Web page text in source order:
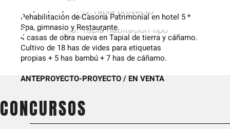
3. Tapia habitación tipo
Rehabilitación de Casona Patrimonial en hotel 5 *
Spa, gimnasio y Restaurante.
4 casas de obra nueva en Tapial de tierra y cáñamo.
Cultivo de 18 has de vides para etiquetas
propias + 5 has bambú + 7 has de cáñamo.
ANTEPROYECTO-PROYECTO / EN VENTA
CONCURSOS